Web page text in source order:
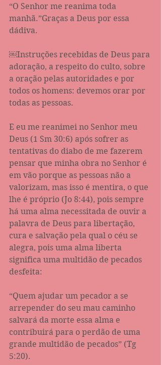
“O Senhor me reanima toda
manhã.”Graças a Deus por essa
dádiva.
￼Instruções recebidas de Deus para
adoração, a respeito do culto, sobre
a oração pelas autoridades e por
todos os homens: devemos orar por
todas as pessoas.
E eu me reanimei no Senhor meu
Deus (1 Sm 30:6) após sofrer as
tentativas do diabo de me fazerem
pensar que minha obra no Senhor é
em vão porque as pessoas não a
valorizam, mas isso é mentira, o que
lhe é próprio (Jo 8:44), pois sempre
há uma alma necessitada de ouvir a
palavra de Deus para libertação,
cura e salvação pela qual o céu se
alegra, pois uma alma liberta
significa uma multidão de pecados
desfeita:
“Quem ajudar um pecador a se
arrepender do seu mau caminho
salvará da morte essa alma e
contribuirá para o perdão de uma
grande multidão de pecados” (Tg
5:20).